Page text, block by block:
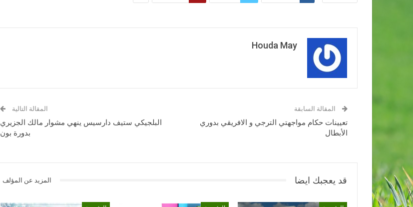
Houda May
المقالة السابقة
تعيينات حكام مواجهتي الترجي و الافريقي بدوري
الأبطال
المقالة التالية
البلجيكي ستيف دارسيس ينهي مشوار مالك الجزيري
بدورة بون
قد يعجبك ايضا المزيد عن المؤلف